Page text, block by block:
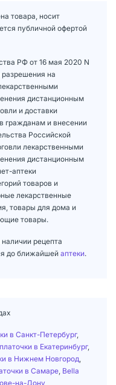
товара, носит
публичной офертой
РФ от 16 мая 2020 N
на
дистанционным
и доставки
гражданам и внесении
Российской
лекарственными
дистанционным
аптеки
товаров и
лекарственные
товары для дома и
товары.
рецепта
до ближайшей аптеки.
в Санкт-Петербург,
в Екатеринбург,
в Нижнем Новгород
в Самаре Bella
на-Дону